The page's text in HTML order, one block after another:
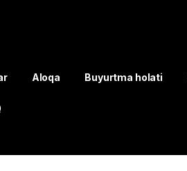
Aloqa Buyurtma holati